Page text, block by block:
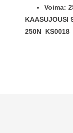
Voima:
KAASUJOUSI
250N KS0018